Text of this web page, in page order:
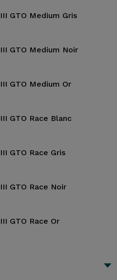
GTO Medium Gris
GTO Medium Noir
GTO Medium Or
GTO Race Blanc
GTO Race Gris
GTO Race Noir
GTO Race Or